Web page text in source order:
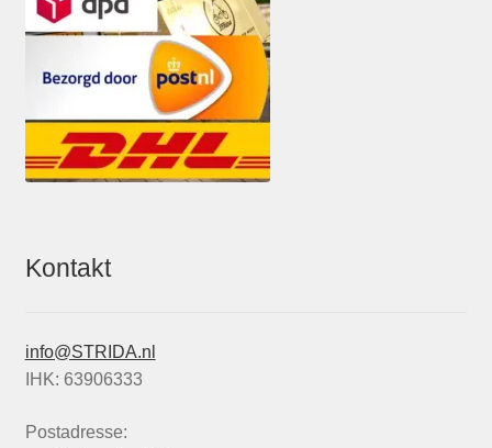
Kontakt
info@STRIDA.nl
IHK: 63906333
Postadresse: